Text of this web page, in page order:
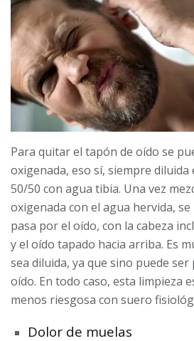
Para quitar el tapón de oído se
oxigenada, eso sí, siempre
50/50 con agua tibia. Una vez
oxigenada con el agua hervida,
pasa por el oído, con la cabeza
y el oído tapado hacia arriba. Es
sea diluida, ya que sino puede
oído. En todo caso, esta limpieza
menos riesgosa con suero
Dolor de muelas